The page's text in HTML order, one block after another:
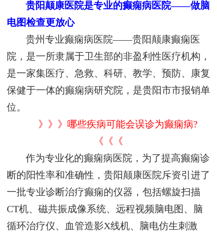
贵阳颠康医院是专业的癫痫病医院——做脑
电图检查更放心
贵州专业癫痫病医院——贵阳颠康癫痫医
院，是一所隶属于卫生部的非盈利性医疗机构，
是一家集医疗、急救、科研、教学、预防、康复
保健于一体的癫痫病研究院，是贵阳市市报销单
位。
》》》哪些疾病可能会误诊为癫痫病?
《《《
作为专业化的癫痫病医院，为了提高癫痫诊
断的阳性率和准确性，贵阳颠康医院斥资引进了
一批专业诊断治疗癫痫的仪器，包括螺旋扫描
CT机、磁共振成像系统、远程视频脑电图、脑
循环治疗仪、血管造影X线机、脑电仿生刺激